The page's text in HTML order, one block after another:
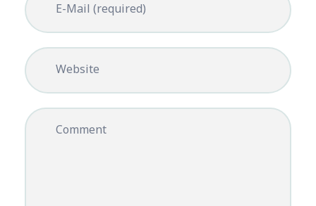
E-Mail (required)
Website
Comment